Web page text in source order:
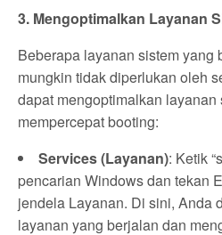
3. Mengoptimalkan Layanan
Beberapa layanan sistem yang
mungkin tidak diperlukan oleh
dapat mengoptimalkan layanan
mempercepat booting:
Services (Layanan): Ketik
pencarian Windows dan tekan
jendela Layanan. Di sini, Anda
layanan yang berjalan dan